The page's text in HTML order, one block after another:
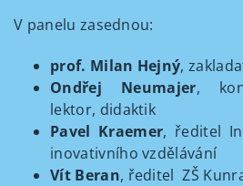
V panelu zasednou:
prof. Milan Hejný,
Ondřej Neumajer,
lektor, didaktik
Pavel Kraemer, ředitel
inovativního vzdělávání
Vít Beran, ředitel ZŠ